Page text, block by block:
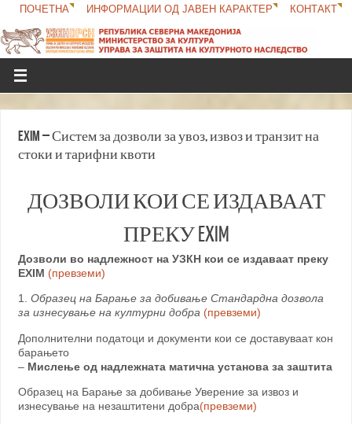
ПОЧЕТНА ИНФОРМАЦИИ ОД ЈАВЕН КАРАКТЕР КОНТАКТ
EXIM – Систем за дозволи за увоз, извоз и транзит на
стоки и тарифни квоти
ДОЗВОЛИ КОИ СЕ ИЗДАВААТ
ПРЕКУ EXIM
Дозволи во надлежност на УЗКН кои се издаваат преку
EXIM (превземи)
1. Образец на Барање за добивање Стандардна дозвола
за изнесување на културни добра (превземи)
Дополнителни податоци и документи кои се доставуваат кон
барањето
– Мислење од надлежната матична установа за заштита
Образец на Барање за добивање Уверение за извоз и
изнесување на незаштитени добра(превземи)